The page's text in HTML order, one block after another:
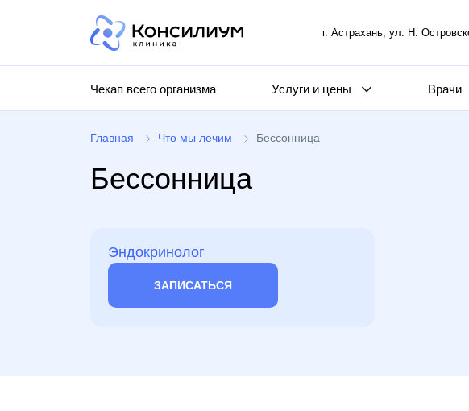
г. Астрахань, ул. Н.
Чекап всего организма Услуги и цены Врачи
Главная Что мы лечим Бессонница
Бессонница
Эндокринолог
ЗАПИСАТЬСЯ